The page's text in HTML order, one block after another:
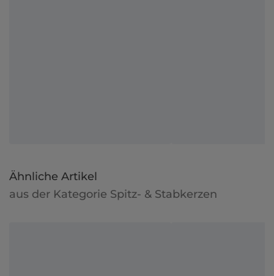
Ähnliche Artikel
aus der Kategorie Spitz- & Stabkerzen